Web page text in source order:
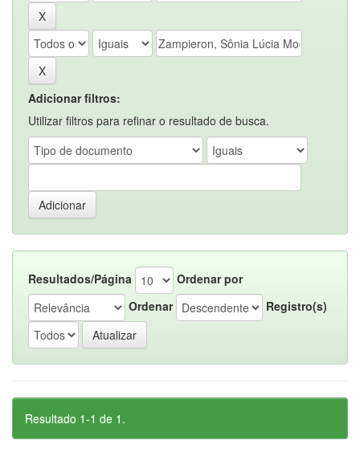
Adicionar filtros:
Utilizar filtros para refinar o resultado de busca.
Resultados/Página
Ordenar por
Ordenar
Registro(s)
Resultado 1-1 de 1.